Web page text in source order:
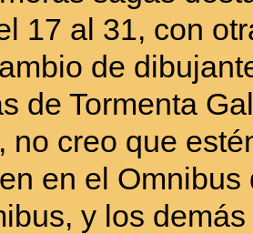
17 al 31, con
de
de Tormenta
no creo que
en el
y los